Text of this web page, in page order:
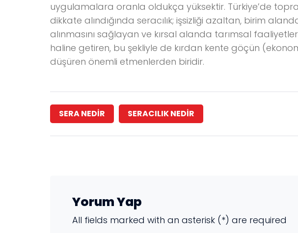
uygulamalara oranla oldukça yüksektir. Türkiye’de
dikkate alındığında seracılık; işsizliği azaltan, birim
alınmasını sağlayan ve kırsal alanda tarımsal
haline getiren, bu şekliyle de kırdan kente göçün
düşüren önemli etmenlerden biridir.
SERA NEDIR SERACILIK NEDIR
Yorum Yap
All fields marked with an asterisk (*) are required